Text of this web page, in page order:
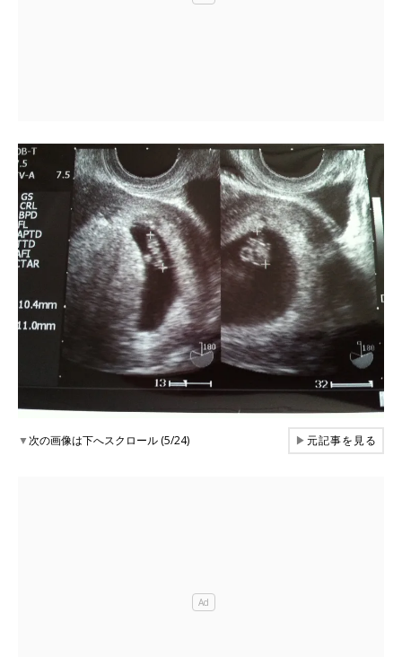
▼次の画像は下へスクロール (5/24) ▶元記事を見る